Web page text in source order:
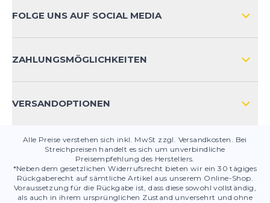
KONTAKT
PRODUKTSICHERHEIT
FOLGE UNS AUF SOCIAL MEDIA
ZAHLUNGSMÖGLICHKEITEN
VERSANDOPTIONEN
Alle Preise verstehen sich inkl. MwSt zzgl. Versandkosten. Bei
Streichpreisen handelt es sich um unverbindliche
Preisempfehlung des Herstellers.
*Neben dem gesetzlichen Widerrufsrecht bieten wir ein 30 tägiges
Rückgaberecht auf sämtliche Artikel aus unserem Online-Shop.
Voraussetzung für die Rückgabe ist, dass diese sowohl vollständig,
als auch in ihrem ursprünglichen Zustand unversehrt und ohne